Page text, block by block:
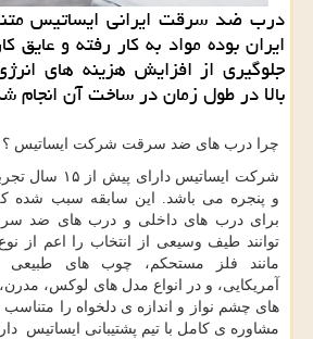
درب ضد سرقت ایرانی ایساتیس
ایران بوده مواد به كار رفته و عایق
جلوگیری از افزایش هزینه های
بالا در طول زمان در ساخت آن
چرا درب های ضد سرقت شرکت ایساتیس ؟
شرکت ایساتیس دارای پیش از ۱۵ سال تجربه در تولیدی
و پنجره می باشد. این سابقه سبب شده
برای درب های داخلی و درب های ضد
توانند طیف وسیعی از انتخاب را اعم از
مانند فلز مستحکم، چوب های طبیعی
آمریکایی، و در انواع مدل های لوکس،
های چشم نواز و اندازه ی دلخواه را
مشاوره ی کامل با تیم پشتیبانی ایساتیس